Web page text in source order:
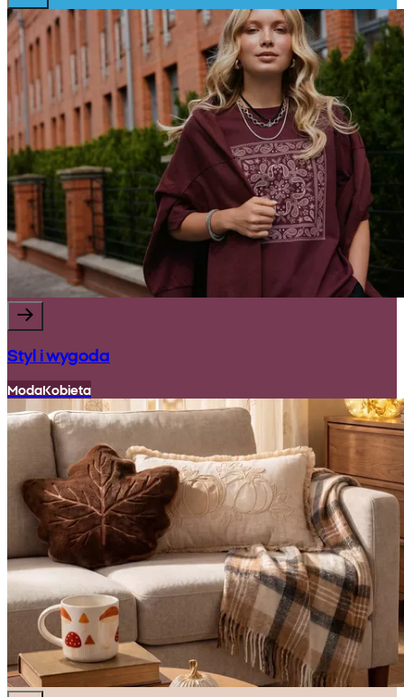
Styl i wygoda
ModaKobieta